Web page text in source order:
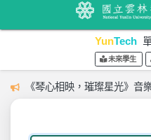
YunTech
未來學生
《琴心相映，璀璨星光》音